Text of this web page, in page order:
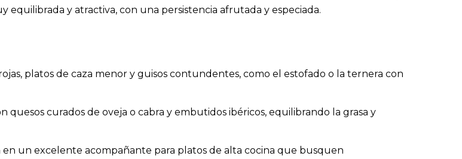
y atractiva, con una persistencia afrutada y especiada.
platos de caza menor y guisos contundentes, como el estofado o la ternera con
quesos curados de oveja o cabra y embutidos ibéricos, equilibrando la grasa y
un excelente acompañante para platos de alta cocina que busquen